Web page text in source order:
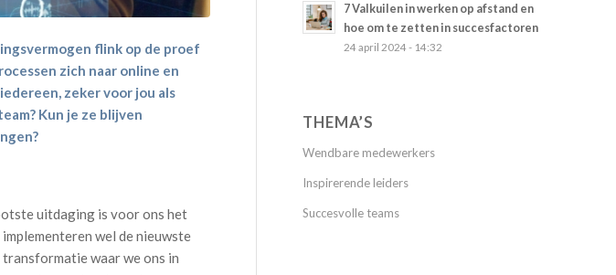
flink op de proef
zich naar online en
zeker voor jou als
Kun je ze blijven
uitdaging is voor ons het
wel de nieuwste
waar we ons in
7 Valkuilen in werken op afstand en
hoe om te zetten in succesfactoren
24 april 2024 - 14:32
THEMA’S
Wendbare medewerkers
Inspirerende leiders
Succesvolle teams